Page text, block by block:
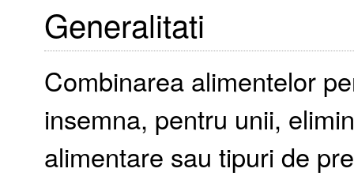
Generalitati
Combinarea alimentelor
insemna, pentru unii,
alimentare sau tipuri de